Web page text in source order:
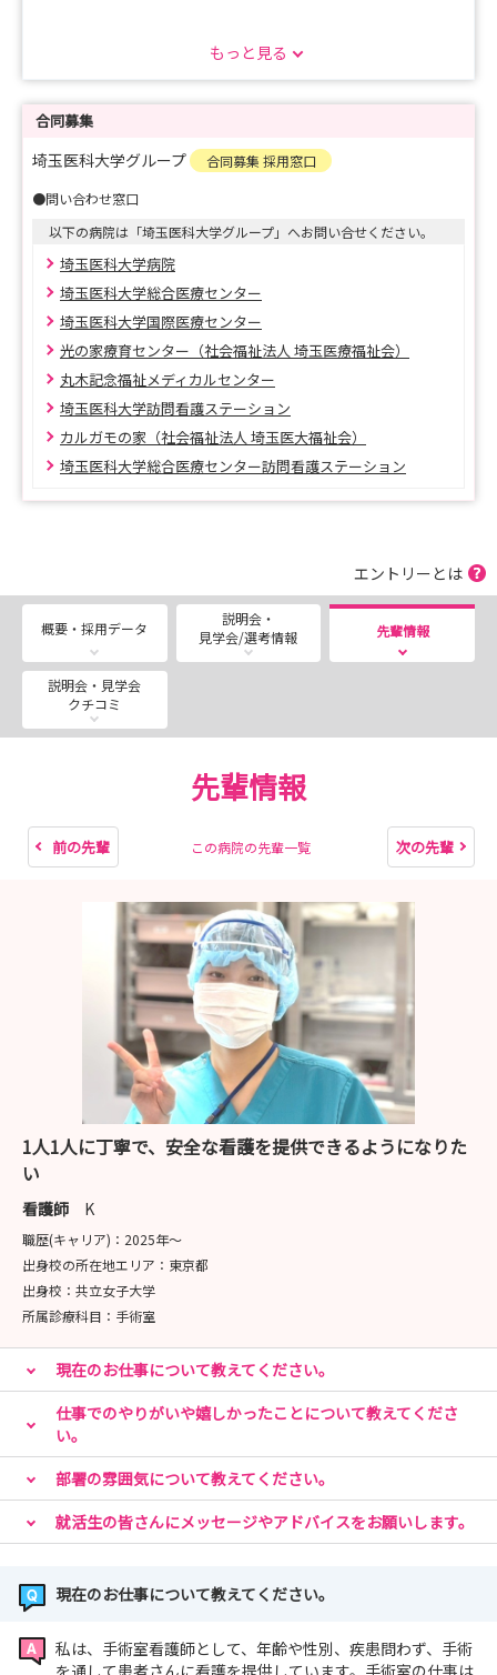
3dab99240ad2963452dccf813832
い。
★イベントのお知らせ
【インターンシップ、病院見学など各種イベントのご予
約はこちら♪】
https://docs.google.com/forms/d/e/1FAIpQLScZFneQY
McmKO-
vJWtu7QQkLUob3RXpFNRJzK9k9w_pU7wESw/viewfor
m?usp=sf_link
★採用試験について
2027年4月採用のご応募は、埼玉医科大学マイページ
※最終試験日は、8月22日を予定しています。
【2027年4月にご入職の方向け 埼玉医科大学マイペ
ージ （新卒＆既卒）】
https://mypage.3070.i-webs.jp/saitama-
med2027/
す。
新卒の方：一次試験（書類選考）・二次試験（小
論文、面接（対面））
既卒の方：一次試験（書類選考）・二次試験（面
★インスタグラム（看護部リクルート）
先輩紹介や病棟の雰囲気をお届けしています。
https://www.instagram.com/smug.kango?
igsh=MW9kYXJvZGNsd2F6OQ%3D%3D&utm_source=q
r
★お問い合わせ
📞 049-276-1115
📧 kangokikaku@saitama-med.ac.jp（看護職採
用担当）
もっと見る
合同募集
埼玉医科大学グループ
合同募集 採用窓口
●問い合わせ窓口
以下の病院は「埼玉医科大学グループ」へお問い合せください。
埼玉医科大学病院
埼玉医科大学総合医療センター
埼玉医科大学国際医療センター
光の家療育センター（社会福祉法人 埼玉医療福祉会）
丸木記念福祉メディカルセンター
埼玉医科大学訪問看護ステーション
カルガモの家（社会福祉法人 埼玉医大福祉会）
埼玉医科大学総合医療センター訪問看護ステーション
エントリーとは
概要・採用データ
説明会・
見学会/選考情報
先輩情報
説明会・見学会
クチコミ
先輩情報
前の先輩 この病院の先輩一覧 次の先輩
1人1人に丁寧で、安全な看護を提供できるようになりた
い
看護師 K
職歴(キャリア)： 2025年〜
出身校の所在地エリア： 東京都
出身校： 共立女子大学
所属診療科目： 手術室
現在のお仕事について教えてください。
仕事でのやりがいや嬉しかったことについて教えてくださ
い。
部署の雰囲気について教えてください。
就活生の皆さんにメッセージやアドバイスをお願いします。
現在のお仕事について教えてください。
私は、手術室看護師として、年齢や性別、疾患問わず、手術